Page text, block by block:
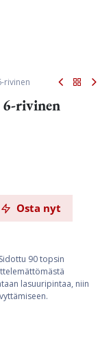
rivinen
6-rivinen
Osta nyt
90 topsin
lasuuripintaa, niin